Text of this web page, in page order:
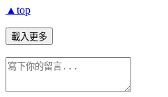
▲top
載入更多